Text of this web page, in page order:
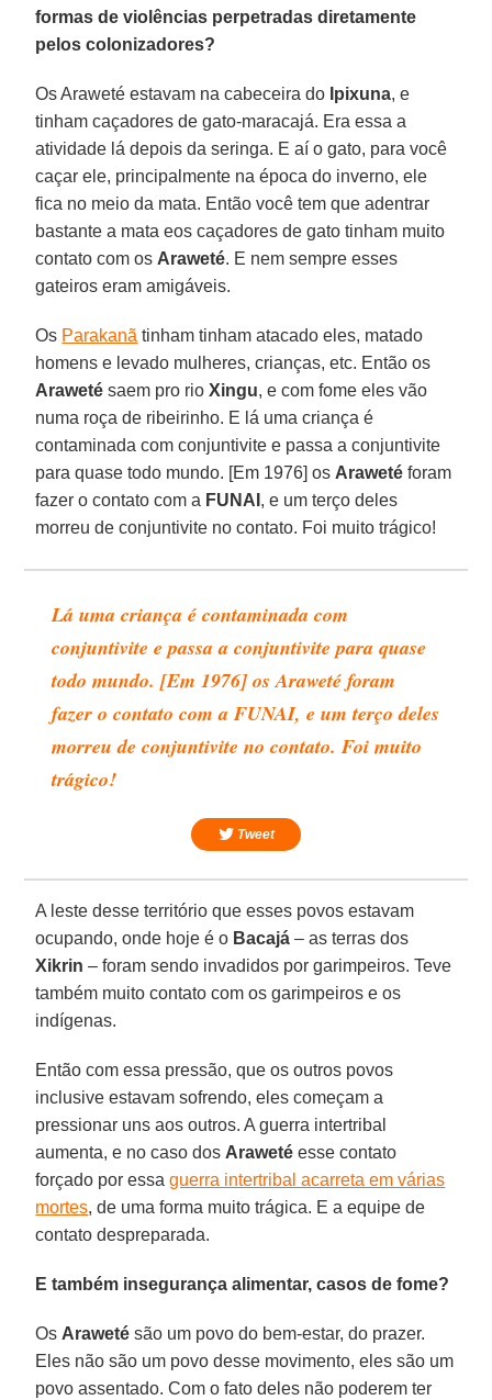
formas de violências perpetradas diretamente
pelos colonizadores?
Os Araweté estavam na cabeceira do Ipixuna, e
tinham caçadores de gato-maracajá. Era essa a
atividade lá depois da seringa. E aí o gato, para você
caçar ele, principalmente na época do inverno, ele
fica no meio da mata. Então você tem que adentrar
bastante a mata eos caçadores de gato tinham muito
contato com os Araweté. E nem sempre esses
gateiros eram amigáveis.
Os Parakanã tinham tinham atacado eles, matado
homens e levado mulheres, crianças, etc. Então os
Araweté saem pro rioXingu, e com fome eles vão
numa roça de ribeirinho. E lá uma criança é
contaminada com conjuntivite e passa a conjuntivite
para quase todo mundo. [Em 1976] os Araweté foram
fazer o contato com a FUNAI , e um terço deles
morreu de conjuntivite no contato. Foi muito trágico!
Lá uma criança é contaminada com
conjuntivite e passa a conjuntivite para quase
todo mundo. [Em 1976] os Araweté foram
fazer o contato com a FUNAI, e um terço deles
morreu de conjuntivite no contato. Foi muito
trágico!
Tweet
A leste desse território que esses povos estavam
ocupando, onde hoje é o Bacajá – as terras dos
Xikrin – foram sendo invadidos por garimpeiros. Teve
também muito contato com os garimpeiros e os
indígenas.
Então com essa pressão, que os outros povos
inclusive estavam sofrendo, eles começam a
pressionar uns aos outros. A guerra intertribal
aumenta, e no caso dos Araweté esse contato
forçado por essaguerra intertribal acarreta em várias
mortes, de uma forma muito trágica. E a equipe de
contato despreparada.
E também insegurança alimentar, casos de fome?
Os Araweté são um povo do bem-estar, do prazer.
Eles não são um povo desse movimento, eles são um
povo assentado. Com o fato deles não poderem ter